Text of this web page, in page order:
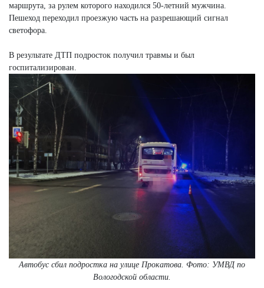
маршрута, за рулем которого находился 50-летний мужчина.
Пешеход переходил проезжую часть на разрешающий сигнал
светофора.
В результате ДТП подросток получил травмы и был
госпитализирован.
Автобус сбил подростка на улице Прокатова. Фото: УМВД по
Вологодской области.